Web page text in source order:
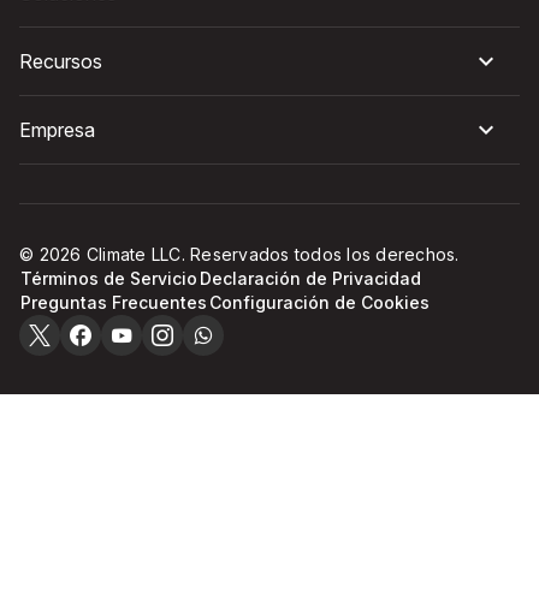
Recursos
Empresa
© 2026 Climate LLC. Reservados todos los derechos.
Términos de Servicio Declaración de Privacidad
Preguntas Frecuentes Configuración de Cookies